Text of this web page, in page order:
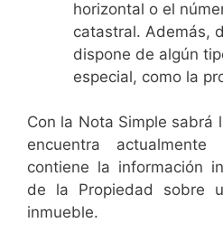
horizontal o el
catastral. Además,
dispone de algún
especial, como la
Con la Nota Simple sabrá
encuentra actualmente
contiene la información
de la Propiedad sobre
inmueble.